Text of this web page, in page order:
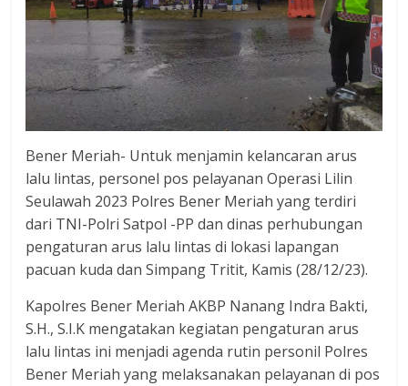
Bener Meriah- Untuk menjamin kelancaran arus
lalu lintas, personel pos pelayanan Operasi Lilin
Seulawah 2023 Polres Bener Meriah yang terdiri
dari TNI-Polri Satpol -PP dan dinas perhubungan
pengaturan arus lalu lintas di lokasi lapangan
pacuan kuda dan Simpang Tritit, Kamis (28/12/23).
Kapolres Bener Meriah AKBP Nanang Indra Bakti,
S.H., S.I.K mengatakan kegiatan pengaturan arus
lalu lintas ini menjadi agenda rutin personil Polres
Bener Meriah yang melaksanakan pelayanan di pos